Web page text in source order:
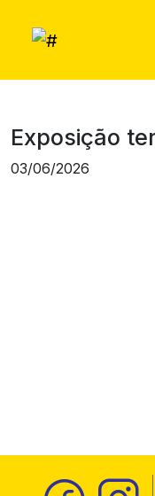
Exposição
03/06/2026